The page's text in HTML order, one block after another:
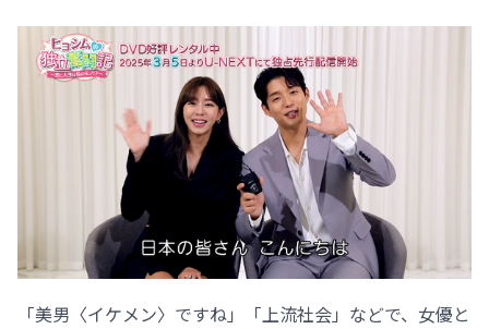
「美男〈イケメン〉ですね」「上流社会」などで、女優と